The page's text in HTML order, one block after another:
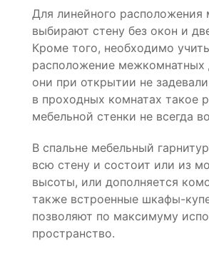
Для линейного расположения
выбирают стену без окон и
Кроме того, необходимо
расположение межкомнатных
они при открытии не
в проходных комнатах такое
мебельной стенки не всегда
В спальне мебельный
всю стену и состоит или из
высоты, или дополняется
также встроенные шкафы-
позволяют по максимуму
пространство.